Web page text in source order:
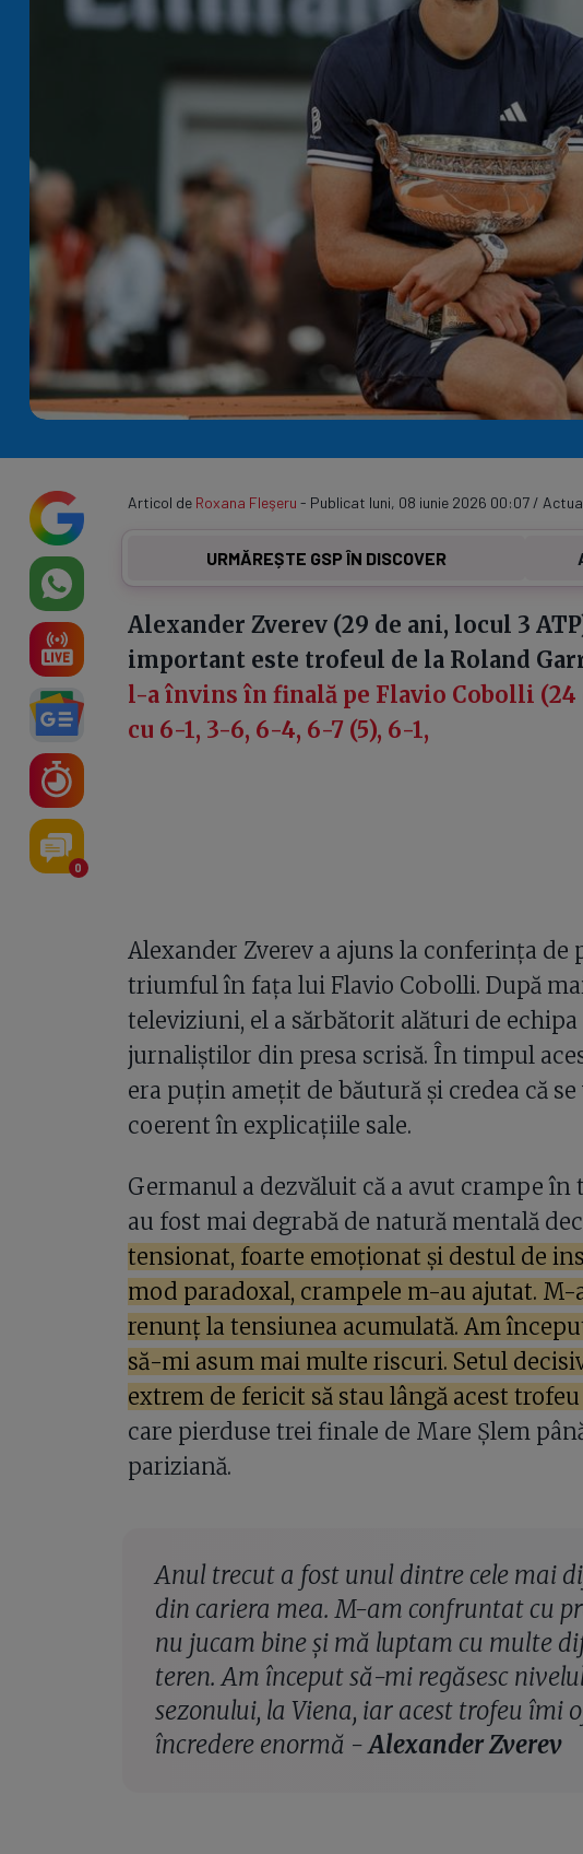
Serie A
Program TV
0
Articol de Roxana Fleşeru - Publicat luni, 08 iunie 2026 00:07 /
URMĂREȘTE GSP ÎN DISCOVER
Alexander Zverev (29 de ani, locul 3
important este trofeul de la Roland
l-a învins în finală pe Flavio Cobolli (24
cu 6-1, 3-6, 6-4, 6-7 (5), 6-1,
Alexander Zverev a ajuns la conferința de
triumful în fața lui Flavio Cobolli. După
televiziuni, el a sărbătorit alături de
jurnaliștilor din presa scrisă. În timpul
era puțin amețit de băutură și credea că
coerent în explicațiile sale.
Germanul a dezvăluit că a avut crampe în
au fost mai degrabă de natură mentală
tensionat, foarte emoționat și destul de
mod paradoxal, crampele m-au ajutat. M-
renunț la tensiunea acumulată. Am
să-mi asum mai multe riscuri. Setul
extrem de fericit să stau lângă acest
care pierduse trei finale de Mare Șlem
pariziană.
Anul trecut a fost unul dintre cele mai
din cariera mea. M-am confruntat cu
nu jucam bine și mă luptam cu multe
teren. Am început să-mi regăsesc
sezonului, la Viena, iar acest trofeu îmi
încredere enormă -Alexander Zverev